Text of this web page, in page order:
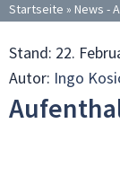
Startseite » News -
Stand: 22.
Autor: Ingo